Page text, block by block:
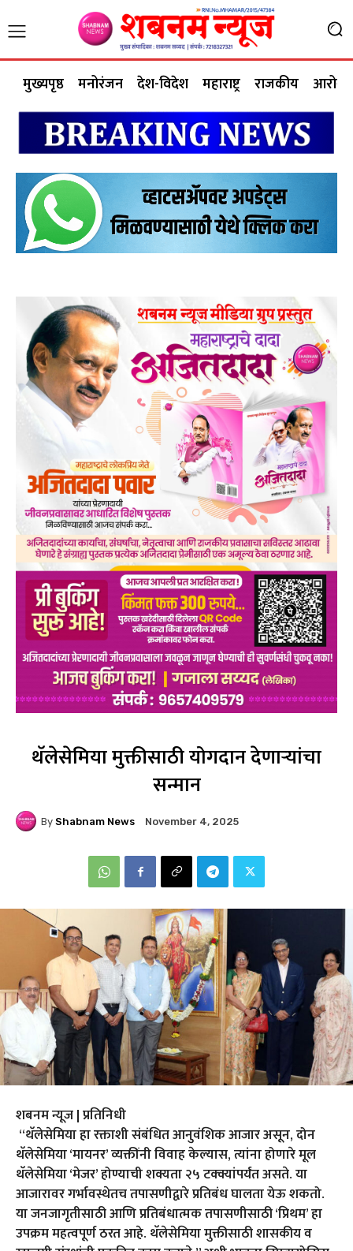
मुख्यपृष्ठ मनोरंजन देश-विदेश महाराष्ट्र राजकीय आरोग्य
थॅलेसेमिया मुक्तीसाठी योगदान देणाऱ्यांचा
सन्मान
By Shabnam News November 4, 2025
शबनम न्यूज | प्रतिनिधी
“थॅलेसेमिया हा रक्ताशी संबंधित आनुवंशिक आजार असून, दोन
थॅलेसेमिया ‘मायनर’ व्यक्तींनी विवाह केल्यास, त्यांना होणारे मूल
थॅलेसेमिया ‘मेजर’ होण्याची शक्यता २५ टक्क्यांपर्यंत असते. या
आजारावर गर्भावस्थेतच तपासणीद्वारे प्रतिबंध घालता येऊ शकतो.
या जनजागृतीसाठी आणि प्रतिबंधात्मक तपासणीसाठी ‘प्रिथम’ हा
उपक्रम महत्वपूर्ण ठरत आहे. थॅलेसेमिया मुक्तीसाठी शासकीय व